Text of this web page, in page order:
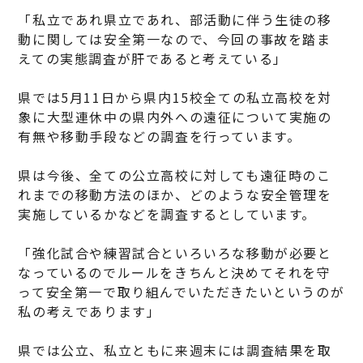
「私立であれ県立であれ、部活動に伴う生徒の移
動に関しては安全第一なので、今回の事故を踏ま
えての実態調査が肝であると考えている」
県では5月11日から県内15校全ての私立高校を対
象に大型連休中の県内外への遠征について実施の
有無や移動手段などの調査を行っています。
県は今後、全ての公立高校に対しても遠征時のこ
れまでの移動方法のほか、どのような安全管理を
実施しているかなどを調査するとしています。
「強化試合や練習試合といろいろな移動が必要と
なっているのでルールをきちんと決めてそれを守
って安全第一で取り組んでいただきたいというのが
私の考えであります」
県では公立、私立ともに来週末には調査結果を取